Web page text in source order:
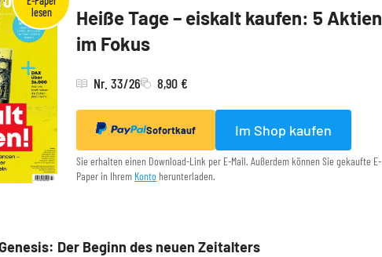
Heiße Tage – eiskalt kaufen: 5 Aktien
im Fokus
Nr. 33/26 8,90 €
Sofortkauf Im Shop kaufen
Sie erhalten einen Download-Link per E-Mail. Außerdem können Sie gekaufte E-
Paper in Ihrem Konto herunterladen.
Der Beginn des neuen Zeitalters